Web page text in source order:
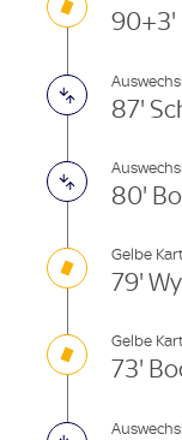
90+3'
87'
80'
Gelbe
79'
Gelbe
73'